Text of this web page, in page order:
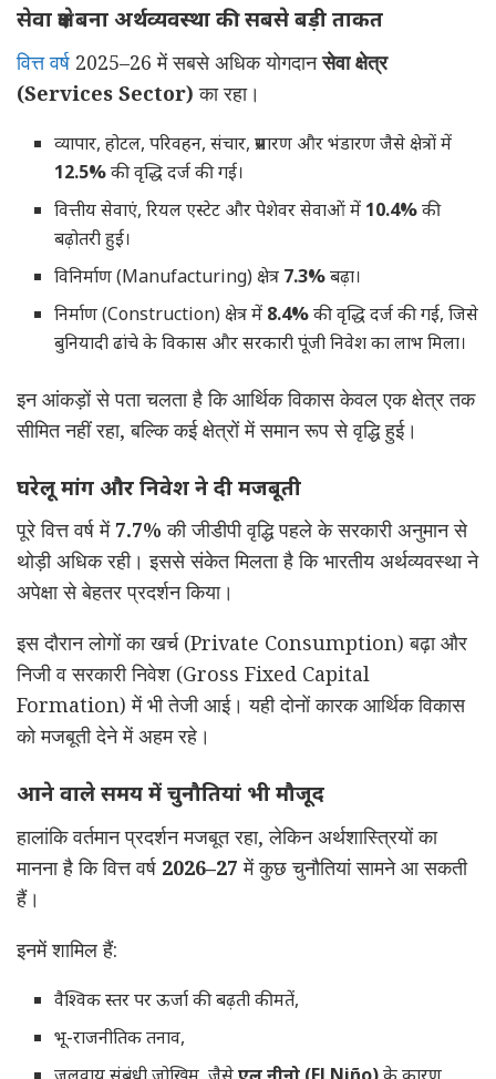
सेवा क्षेत्र बना अर्थव्यवस्था की सबसे बड़ी ताकत
वित्त वर्ष 2025–26 में सबसे अधिक योगदानसेवा क्षेत्र
(Services Sector) का रहा।
व्यापार, होटल, परिवहन, संचार, प्रसारण और भंडारण जैसे क्षेत्रों में
12.5%की वृद्धि दर्ज की गई।
वित्तीय सेवाएं, रियल एस्टेट और पेशेवर सेवाओं में 10.4%की
बढ़ोतरी हुई।
विनिर्माण (Manufacturing) क्षेत्र 7.3%बढ़ा।
निर्माण (Construction) क्षेत्र में 8.4%की वृद्धि दर्ज की गई, जिसे
बुनियादी ढांचे के विकास और सरकारी पूंजी निवेश का लाभ मिला।
इन आंकड़ों से पता चलता है कि आर्थिक विकास केवल एक क्षेत्र तक
सीमित नहीं रहा, बल्कि कई क्षेत्रों में समान रूप से वृद्धि हुई।
घरेलू मांग और निवेश ने दी मजबूती
पूरे वित्त वर्ष में 7.7% की जीडीपी वृद्धि पहले के सरकारी अनुमान से
थोड़ी अधिक रही। इससे संकेत मिलता है कि भारतीय अर्थव्यवस्था ने
अपेक्षा से बेहतर प्रदर्शन किया।
इस दौरान लोगों का खर्च (Private Consumption) बढ़ा और
निजी व सरकारी निवेश (Gross Fixed Capital
Formation) में भी तेजी आई। यही दोनों कारक आर्थिक विकास
को मजबूती देने में अहम रहे।
आने वाले समय में चुनौतियां भी मौजूद
हालांकि वर्तमान प्रदर्शन मजबूत रहा, लेकिन अर्थशास्त्रियों का
मानना है कि वित्त वर्ष 2026–27 में कुछ चुनौतियां सामने आ सकती
हैं।
इनमें शामिल हैं:
वैश्विक स्तर पर ऊर्जा की बढ़ती कीमतें,
भू-राजनीतिक तनाव,